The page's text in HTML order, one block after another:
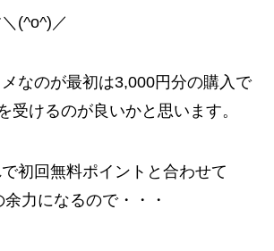
(^o^)／
なのが最初は3,000円分の購入で
受けるのが良いかと思います。
初回無料ポイントと合わせて
力になるので・・・